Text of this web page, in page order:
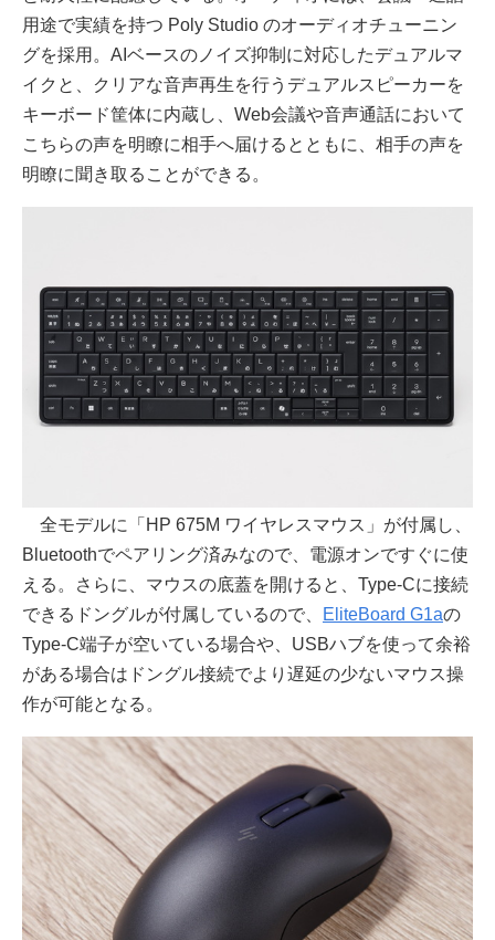
用途で実績を持つ Poly Studio のオーディオチューニン
グを採用。AIベースのノイズ抑制に対応したデュアルマ
イクと、クリアな音声再生を行うデュアルスピーカーを
キーボード筐体に内蔵し、Web会議や音声通話において
こちらの声を明瞭に相手へ届けるとともに、相手の声を
明瞭に聞き取ることができる。
全モデルに「HP 675M ワイヤレスマウス」が付属し、
Bluetoothでペアリング済みなので、電源オンですぐに使
える。さらに、マウスの底蓋を開けると、Type-Cに接続
できるドングルが付属しているので、
EliteBoard G1aの
Type-C端子が空いている場合や、USBハブを使って余裕
がある場合はドングル接続でより遅延の少ないマウス操
作が可能となる。